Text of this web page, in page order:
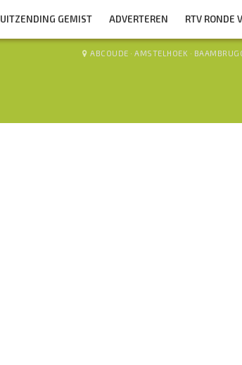
UITZENDING GEMIST ADVERTEREN RTV RONDE
ABCOUDE · AMSTELHOEK ·